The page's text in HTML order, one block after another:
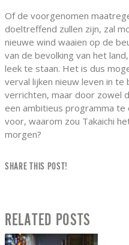
Of de voorgenomen
doeltreffend zullen zijn, zal
nieuwe wind waaien op de
van de bevolking van het
leek te staan. Het is dus
verval lijken nieuw leven in
verrichten, maar door zowel
een ambitieus programma
voor, waarom zou Takaichi
morgen?
SHARE THIS POST!
RELATED POSTS